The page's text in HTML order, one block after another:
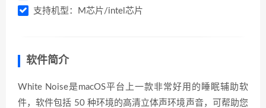
支持机型：M芯片/intel芯片
软件简介
White Noise是macOS平台上一款非常好用的睡眠辅助软
件，软件包括 50 种环境的高清立体声环境声音，可帮助您